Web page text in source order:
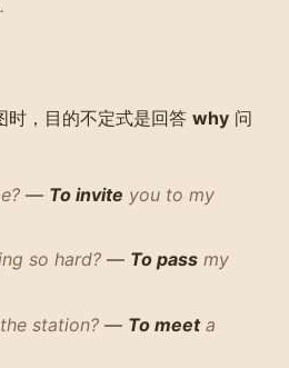
.
时，目的不定式是回答 why 问
— To invite you to my
so hard? — To pass my
station? — To meeta